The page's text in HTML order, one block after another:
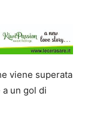
viene superata
un gol di